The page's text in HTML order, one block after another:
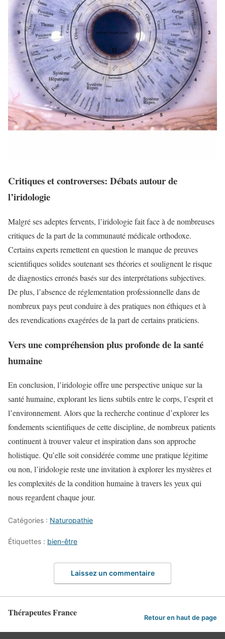
Critiques et controverses: Débats autour de
l’iridologie
Malgré ses adeptes fervents, l’iridologie fait face à de nombreuses
critiques de la part de la communauté médicale orthodoxe.
Certains experts remettent en question le manque de preuves
scientifiques solides soutenant ses théories et soulignent le risque
de diagnostics erronés basés sur des interprétations subjectives.
De plus, l’absence de réglementation professionnelle dans de
nombreux pays peut conduire à des pratiques non éthiques et à
des revendications exagérées de la part de certains praticiens.
Vers une compréhension plus profonde de la santé
humaine
En conclusion, l’iridologie offre une perspective unique sur la
santé humaine, explorant les liens subtils entre le corps, l’esprit et
l’environnement. Alors que la recherche continue d’explorer les
fondements scientifiques de cette discipline, de nombreux patients
continuent à trouver valeur et inspiration dans son approche
holistique. Qu’elle soit considérée comme une pratique légitime
ou non, l’iridologie reste une invitation à explorer les mystères et
les complexités de la condition humaine à travers les yeux qui
nous regardent chaque jour.
Catégories : Naturopathie
Étiquettes : bien-être
Laissez un commentaire
Thérapeutes France Retour en haut de page